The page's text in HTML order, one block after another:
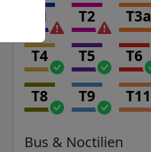
T1 T2 T3a
T4 T5 T6
T8 T9 T11
Bus & Noctilien